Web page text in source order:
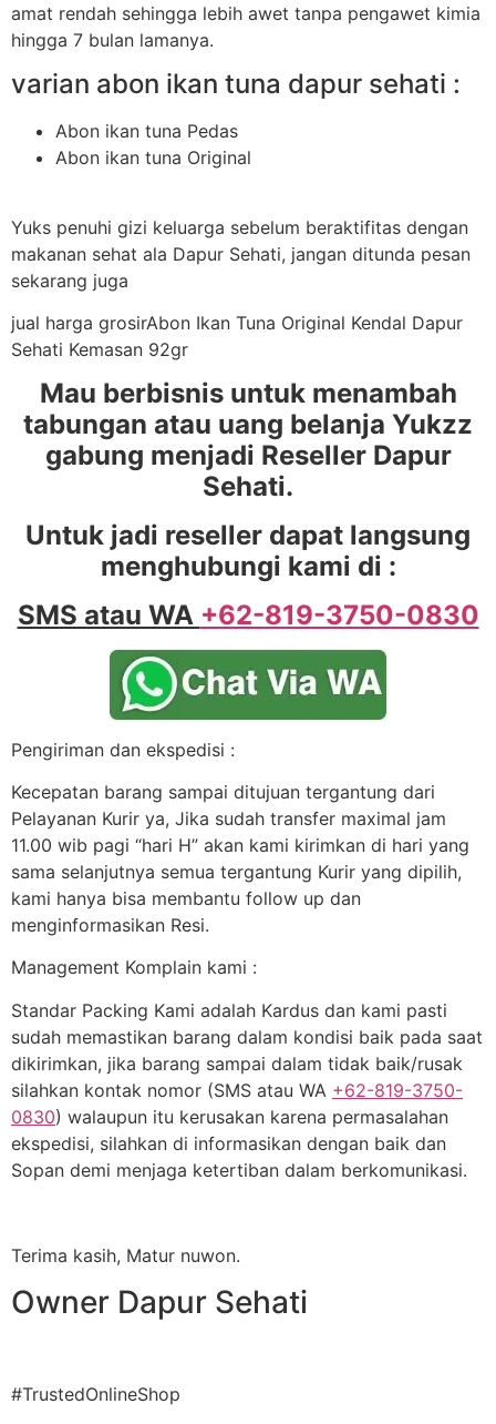
amat rendah sehingga lebih awet tanpa pengawet kimia
hingga 7 bulan lamanya.
varian abon ikan tuna dapur sehati :
Abon ikan tuna Pedas
Abon ikan tuna Original
Yuks penuhi gizi keluarga sebelum beraktifitas dengan
makanan sehat ala Dapur Sehati, jangan ditunda pesan
sekarang juga
jual harga grosirAbon Ikan Tuna Original Kendal Dapur
Sehati Kemasan 92gr
Mau berbisnis untuk menambah
tabungan atau uang belanja Yukzz
gabung menjadi Reseller Dapur
Sehati.
Untuk jadi reseller dapat langsung
menghubungi kami di :
SMS atau WA +62-819-3750-0830
Pengiriman dan ekspedisi :
Kecepatan barang sampai ditujuan tergantung dari
Pelayanan Kurir ya, Jika sudah transfer maximal jam
11.00 wib pagi “hari H” akan kami kirimkan di hari yang
sama selanjutnya semua tergantung Kurir yang dipilih,
kami hanya bisa membantu follow up dan
menginformasikan Resi.
Management Komplain kami :
Standar Packing Kami adalah Kardus dan kami pasti
sudah memastikan barang dalam kondisi baik pada saat
dikirimkan, jika barang sampai dalam tidak baik/rusak
silahkan kontak nomor (SMS atau WA +62-819-3750-
0830) walaupun itu kerusakan karena permasalahan
ekspedisi, silahkan di informasikan dengan baik dan
Sopan demi menjaga ketertiban dalam berkomunikasi.
Terima kasih, Matur nuwon.
Owner Dapur Sehati
#TrustedOnlineShop